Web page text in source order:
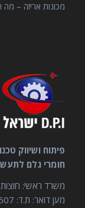
מכונות אריזה – מה
פיתוח ושיווק
חומרי גלם
משרד ראשי: חוצות היוצר
מען דואר: ת.ד: 507 אשקלון 7858303